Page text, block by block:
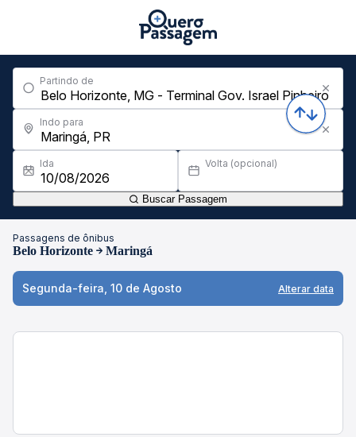
Partindo de
Indo para
Ida Volta (opcional)
Buscar Passagem
Passagens de ônibus
Belo Horizonte Maringá
Segunda-feira, 10 de Agosto Alterar data